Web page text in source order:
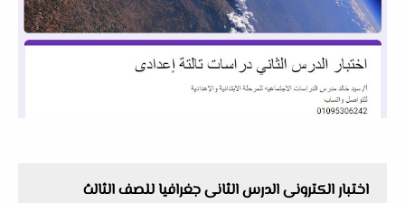
اختبار الكترونى الدرس الثانى جغرافيا للصف الثالث